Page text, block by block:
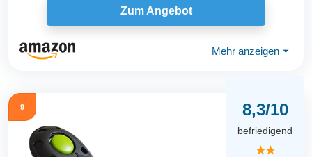
Zum Angebot
Mehr anzeigen ⏷
9 8,3/10
befriedigend
★★